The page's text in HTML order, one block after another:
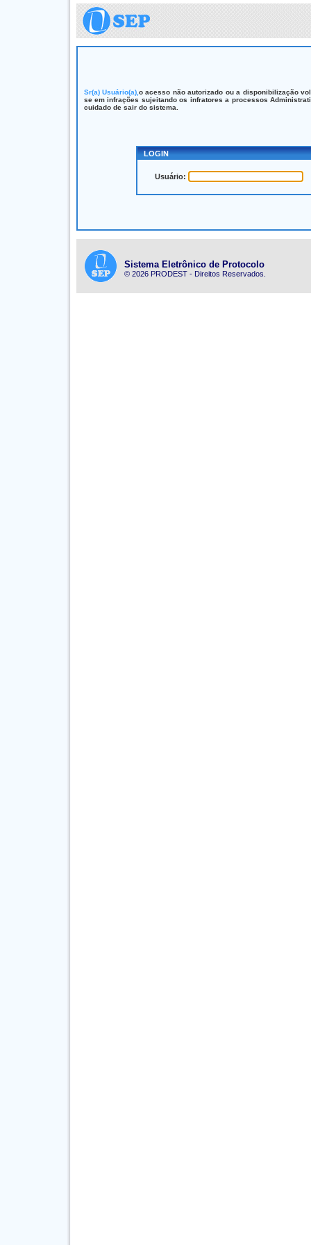
Sr(a) Usuário(a), o acesso não autorizado ou a disponibilização
se em infrações sujeitando os infratores a processos
cuidado de sair do sistema.
LOGIN
Usuário:
Sistema Eletrônico de Protocolo
© 2026 PRODEST - Direitos Reservados.